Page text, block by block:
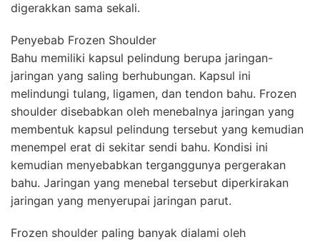
digerakkan sama sekali.
Penyebab Frozen Shoulder
Bahu memiliki kapsul pelindung berupa jaringan-
jaringan yang saling berhubungan. Kapsul ini
melindungi tulang, ligamen, dan tendon bahu. Frozen
shoulder disebabkan oleh menebalnya jaringan yang
membentuk kapsul pelindung tersebut yang kemudian
menempel erat di sekitar sendi bahu. Kondisi ini
kemudian menyebabkan terganggunya pergerakan
bahu. Jaringan yang menebal tersebut diperkirakan
jaringan yang menyerupai jaringan parut.
Frozen shoulder paling banyak dialami oleh